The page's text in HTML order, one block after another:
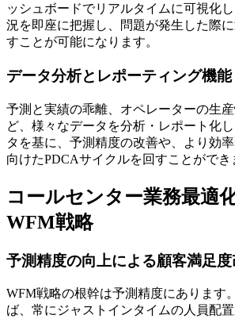
ッシュボードでリアルタイムに可視化
況を即座に把握し、問題が発生した際
すことが可能になります。
データ分析とレポーティング機能
予測と実績の乖離、オペレーターの生
ど、様々なデータを分析・レポート化
タを基に、予測精度の改善や、より効
向けたPDCAサイクルを回すことができ
コールセンター業務最適
WFM戦略
予測精度の向上による顧客満足
WFM戦略の根幹は予測精度にあります
ば、常にジャストインタイムの人員配